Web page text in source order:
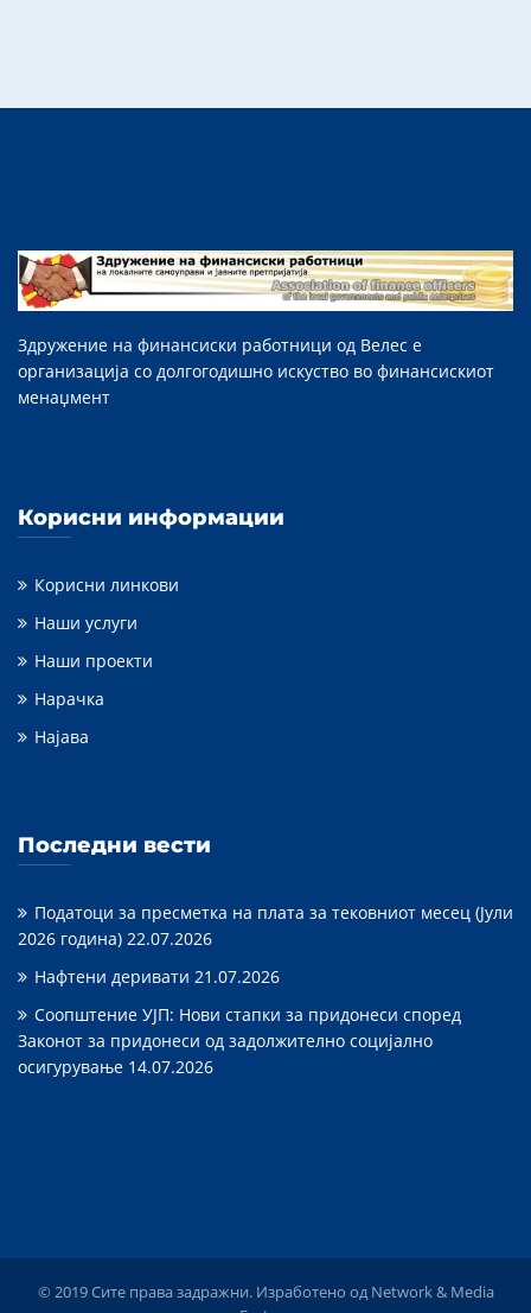
Здружение на финансиски работници од Велес е
организација со долгогодишно искуство во финансискиот
менаџмент
Корисни информации
Корисни линкови
Наши услуги
Наши проекти
Нарачка
Најава
Последни вести
Податоци за пресметка на плата за тековниот месец (Јули
2026 година) 22.07.2026
Нафтени деривати 21.07.2026
Соопштение УЈП: Нови стапки за придонеси според
Законот за придонеси од задолжително социјално
осигурување 14.07.2026
© 2019 Сите права задражни. Изработено од Network & Media